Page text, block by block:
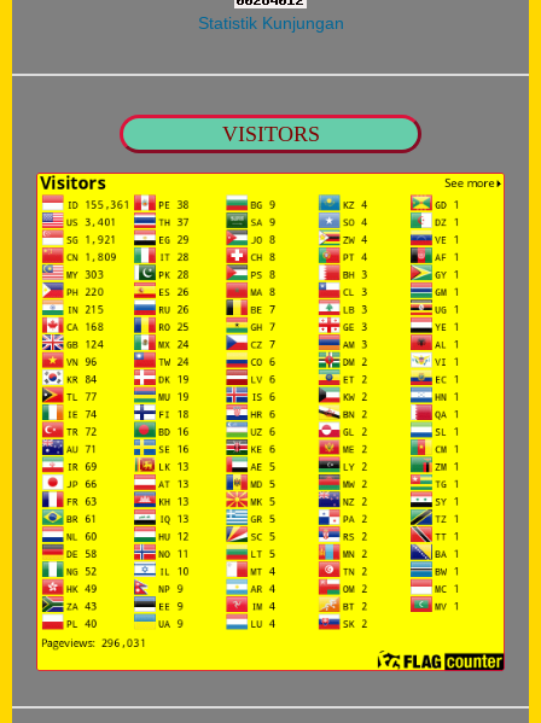
Statistik Kunjungan
VISITORS